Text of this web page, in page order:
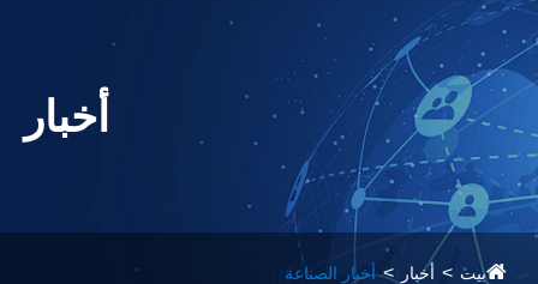
أخبار
بيت أخبار أخبار الصناعة